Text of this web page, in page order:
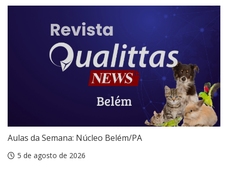
Aulas da Semana: Núcleo Belém/PA
5 de agosto de 2026